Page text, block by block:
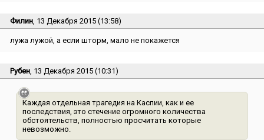
Филин, 13 Декабря 2015 (13:58)
лужа лужой, а если шторм, мало не покажется
Рубен, 13 Декабря 2015 (10:31)
Каждая отдельная трагедия на Каспии, как и ее
последствия, это стечение огромного количества
обстоятельств, полностью просчитать которые
невозможно.